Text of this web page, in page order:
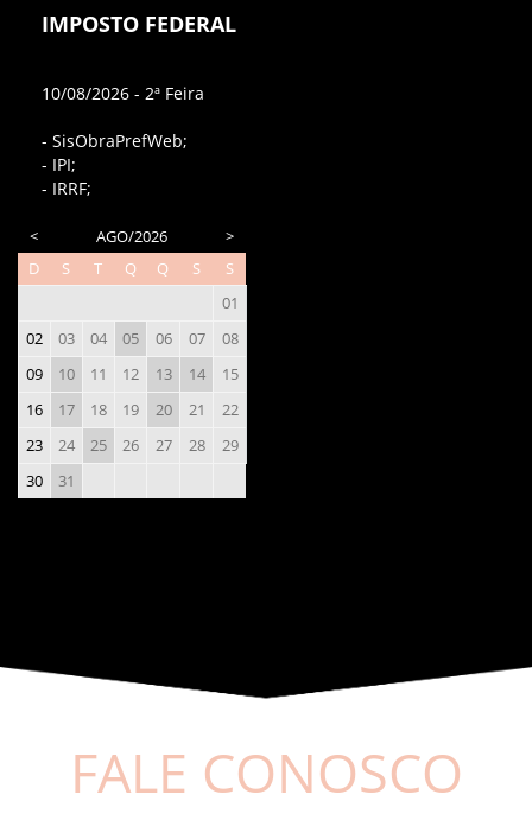
IMPOSTO FEDERAL
10/08/2026 - 2ª Feira
- SisObraPrefWeb;
- IPI;
- IRRF;
< AGO/2026
>
D
S T Q Q S
S
01
02
03 04 05 06 07
08
09
10 11 12 13 14
15
16
17 18 19 20 21
22
23
24 25 26 27 28
29
30
31
FALE CONOSCO